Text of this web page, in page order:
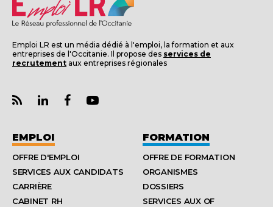
Emploi LR est un média dédié à l'emploi, la formation et aux
entreprises de l'Occitanie. Il propose des services de
recrutement aux entreprises régionales
EMPLOI
OFFRE D'EMPLOI
SERVICES AUX CANDIDATS
CARRIÈRE
CABINET RH
FORMATION
OFFRE DE FORMATION
ORGANISMES
DOSSIERS
SERVICES AUX OF